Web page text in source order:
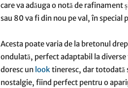
care va adăuga o notă de
sau 80 va fi din nou pe val, în special
Acesta poate varia de la bretonul
ondulată, perfect adaptabil la
doresc un looktineresc, dar totodată
nostalgie, fiind perfect pentru o